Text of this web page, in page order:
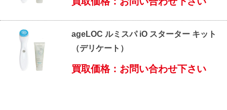
ageLOC ルミスパ iO スターター キット
（デリケート）
買取価格：お問い合わせ下さい